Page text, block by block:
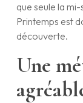
que seule la
Printemps est
découverte.
Une